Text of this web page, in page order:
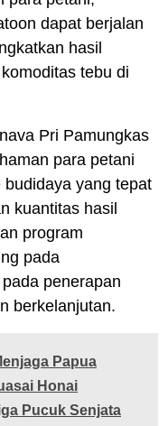
dapat berjalan
hasil
tebu di
Pri Pamungkas
para petani
yang tepat
kuantitas hasil
program
pada
penerapan
berkelanjutan.
Papua
Honai
Pucuk Senjata